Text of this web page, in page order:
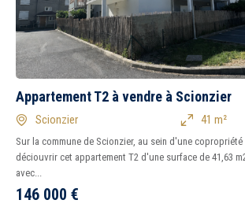
Appartement T2 à vendre à Scionzier
Scionzier 41 m²
Sur la commune de Scionzier, au sein d'une copropriété
déciouvrir cet appartement T2 d'une surface de 41,63
avec...
146 000 €